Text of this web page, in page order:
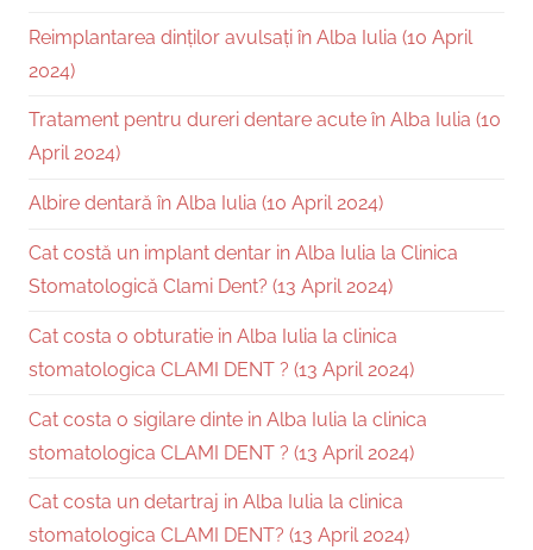
Reimplantarea dinților avulsați în Alba Iulia (10 April
2024)
Tratament pentru dureri dentare acute în Alba Iulia (10
April 2024)
Albire dentară în Alba Iulia (10 April 2024)
Cat costă un implant dentar in Alba Iulia la Clinica
Stomatologică Clami Dent? (13 April 2024)
Cat costa o obturatie in Alba Iulia la clinica
stomatologica CLAMI DENT ? (13 April 2024)
Cat costa o sigilare dinte in Alba Iulia la clinica
stomatologica CLAMI DENT ? (13 April 2024)
Cat costa un detartraj in Alba Iulia la clinica
stomatologica CLAMI DENT? (13 April 2024)